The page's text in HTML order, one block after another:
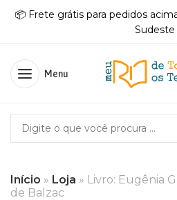
📦 Frete grátis para pedidos
Sudeste
Menu
Início » Loja » Livro: Eugênia
de Balzac